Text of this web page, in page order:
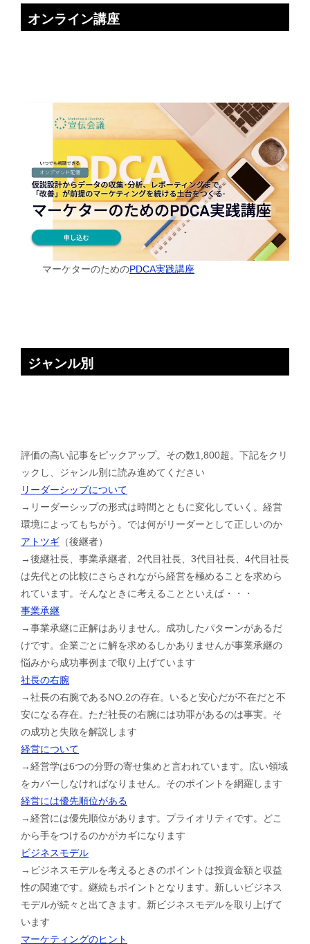
オンライン講座
マーケターのためのPDCA実践講座
ジャンル別
評価の高い記事をピックアップ。その数1,800超。下記をクリ
ックし、ジャンル別に読み進めてください
リーダーシップについて
→リーダーシップの形式は時間とともに変化していく。経営
環境によってもちがう。では何がリーダーとして正しいのか
アトツギ （後継者）
→後継社長、事業承継者、2代目社長、3代目社長、4代目社長
は先代との比較にさらされながら経営を極めることを求めら
れています。そんなときに考えることといえば・・・
事業承継
→事業承継に正解はありません。成功したパターンがあるだ
けです。企業ごとに解を求めるしかありませんが事業承継の
悩みから成功事例まで取り上げています
社長の右腕
→社長の右腕であるNO.2の存在。いると安心だが不在だと不
安になる存在。ただ社長の右腕には功罪があるのは事実。そ
の成功と失敗を解説します
経営について
→経営学は6つの分野の寄せ集めと言われています。広い領域
をカバーしなければなりません。そのポイントを網羅します
経営には優先順位がある
→経営には優先順位があります。プライオリティです。どこ
から手をつけるのかがカギになります
ビジネスモデル
→ビジネスモデルを考えるときのポイントは投資金額と収益
性の関連です。継続もポイントとなります。新しいビジネス
モデルが続々と出てきます。新ビジネスモデルを取り上げて
います
マーケティングのヒント